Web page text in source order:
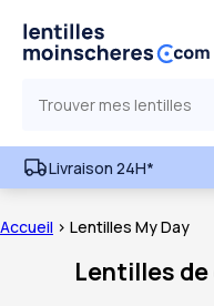
Livraison 24H*
Accueil > Lentilles My Day
Lentilles de